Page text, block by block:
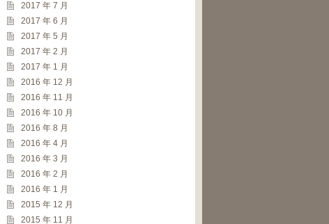
2017 年 7 月
2017 年 6 月
2017 年 5 月
2017 年 2 月
2017 年 1 月
2016 年 12 月
2016 年 11 月
2016 年 10 月
2016 年 8 月
2016 年 4 月
2016 年 3 月
2016 年 2 月
2016 年 1 月
2015 年 12 月
2015 年 11 月